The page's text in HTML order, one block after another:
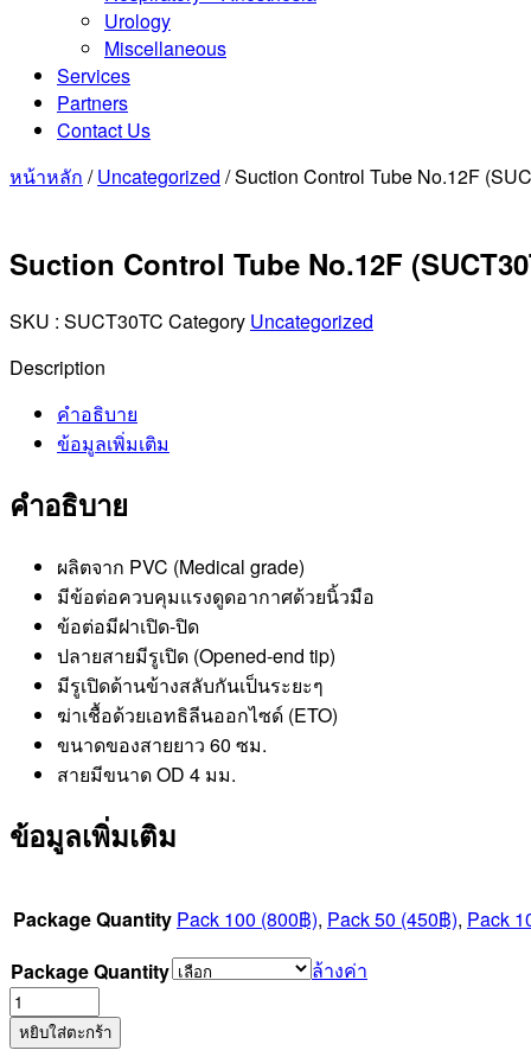
Urology
Miscellaneous
Services
Partners
Contact Us
หน้าหลัก /Uncategorized / Suction Control Tube No.12F
Suction Control Tube No.12F
SKU : SUCT30TC Category Uncategorized
Description
คำอธิบาย
ข้อมูลเพิ่มเติม
คำอธิบาย
ผลิตจาก PVC (Medical grade)
มีข้อต่อควบคุมแรงดูดอากาศด้วยนิ้วมือ
ข้อต่อมีฝาเปิด-ปิด
ปลายสายมีรูเปิด (Opened-end tip)
มีรูเปิดด้านข้างสลับกันเป็นระยะๆ
ฆ่าเชื้อด้วยเอทธิลีนออกไซด์ (ETO)
ขนาดของสายยาว 60 ซม.
สายมีขนาด OD 4 มม.
ข้อมูลเพิ่มเติม
Package Quantity Pack 100 (800฿), Pack 50 (450฿), Pack
Package Quantity
ล้างค่า
จำนวน
Suction
Control
หยิบใส่ตะกร้า